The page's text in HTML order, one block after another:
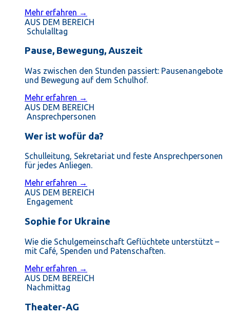
Mehr erfahren →
AUS DEM BEREICH
Schulalltag
Pause, Bewegung, Auszeit
Was zwischen den Stunden passiert: Pausenangebote
und Bewegung auf dem Schulhof.
Mehr erfahren →
AUS DEM BEREICH
Ansprechpersonen
Wer ist wofür da?
Schulleitung, Sekretariat und feste Ansprechpersonen
für jedes Anliegen.
Mehr erfahren →
AUS DEM BEREICH
Engagement
Sophie for Ukraine
Wie die Schulgemeinschaft Geflüchtete unterstützt –
mit Café, Spenden und Patenschaften.
Mehr erfahren →
AUS DEM BEREICH
Nachmittag
Theater-AG